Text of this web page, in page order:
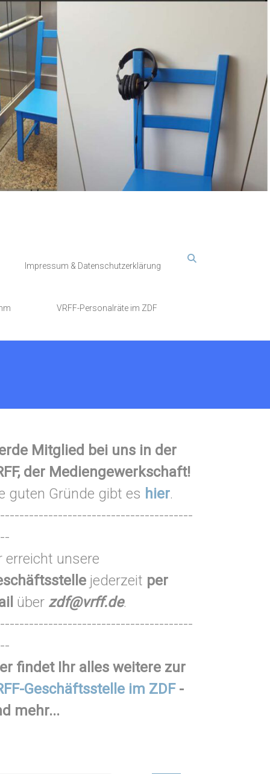
Impressum & Datenschutzerklärung
VRFF-Personalräte im ZDF
Mitglied bei uns in der
der Mediengewerkschaft!
guten Gründe gibt es hier.
erreicht unsere
jederzeit per
über zdf@vrff.de.
findet Ihr alles weitere zur
Geschäftsstelle im ZDF-
mehr...